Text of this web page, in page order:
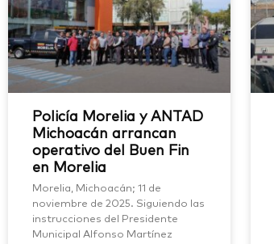
Policía Morelia y ANTAD
Michoacán arrancan
operativo del Buen Fin
en Morelia
Morelia, Michoacán; 11 de
noviembre de 2025. Siguiendo las
instrucciones del Presidente
Municipal Alfonso Martínez